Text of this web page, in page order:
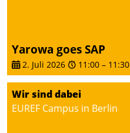
zielgerichtete
Mieterbefragungen – eine
starke Grundlage für
intelligente,
datengestützte
Entscheidungen.
Yarowa goes SAP
2. Juli 2026 11:00 – 11:30
Wir sind dabei
EUREF Campus in Berlin